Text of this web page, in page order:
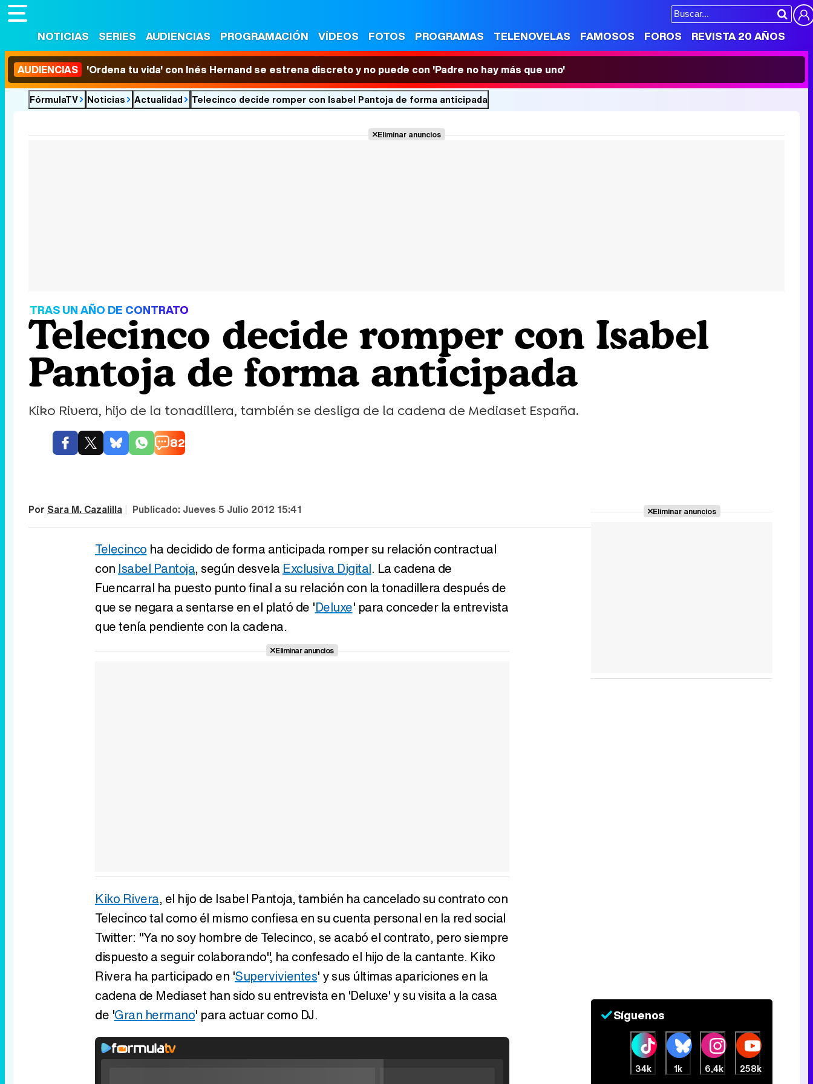
NOTICIAS SERIES AUDIENCIAS PROGRAMACIÓN VÍDEOS FOTOS PROGRAMAS TELENOVELAS FAMOSOS FOROS REVISTA 20 AÑOS
AUDIENCIAS 'Ordena tu vida' con Inés Hernand se estrena discreto y no puede con 'Padre no hay más que uno'
FórmulaTV Noticias Actualidad Telecinco decide romper con Isabel Pantoja de forma anticipada
Eliminar anuncios
TRAS UN AÑO DE CONTRATO
Telecinco decide romper con Isabel
Pantoja de forma anticipada
Kiko Rivera, hijo de la tonadillera, también se desliga de la cadena de Mediaset España.
82
Por Sara M. Cazalilla | Publicado: Jueves 5 Julio 2012 15:41
Telecinco ha decidido de forma anticipada romper su relación contractual
con Isabel Pantoja, según desvela Exclusiva Digital. La cadena de
Fuencarral ha puesto punto final a su relación con la tonadillera después de
que se negara a sentarse en el plató de 'Deluxe' para conceder la entrevista
que tenía pendiente con la cadena.
Eliminar anuncios
Kiko Rivera, el hijo de Isabel Pantoja, también ha cancelado su contrato con
Telecinco tal como él mismo confiesa en su cuenta personal en la red social
Twitter: "Ya no soy hombre de Telecinco, se acabó el contrato, pero siempre
dispuesto a seguir colaborando", ha confesado el hijo de la cantante. Kiko
Rivera ha participado en 'Supervivientes' y sus últimas apariciones en la
cadena de Mediaset han sido su entrevista en 'Deluxe' y su visita a la casa
de 'Gran hermano' para actuar como DJ.
Eliminar anuncios
Síguenos
34k 1k 6,4k 258k